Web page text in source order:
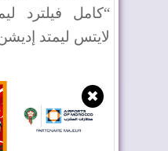
“كامل فيلترد
لايتس ليمتد
✖